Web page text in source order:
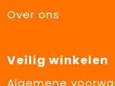
Over ons
Veilig winkelen
Algemene